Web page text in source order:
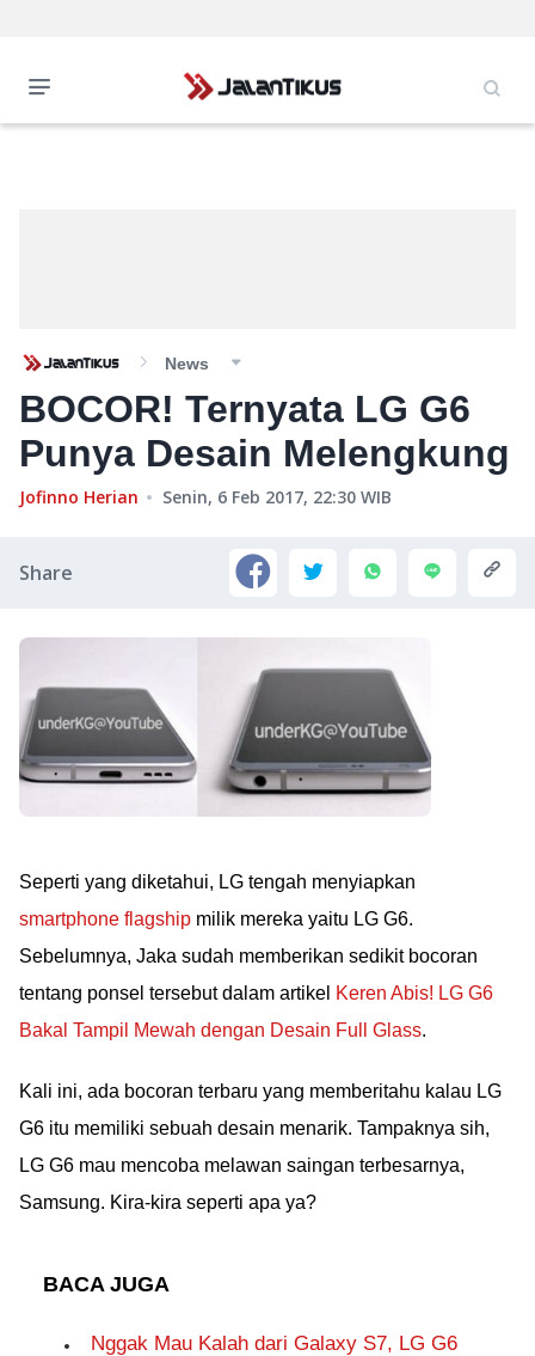
News
BOCOR! Ternyata LG G6
Punya Desain Melengkung
Jofinno Herian Senin, 6 Feb 2017, 22:30 WIB
Share
Seperti yang diketahui, LG tengah menyiapkan
smartphone flagship milik mereka yaitu LG G6.
Sebelumnya, Jaka sudah memberikan sedikit bocoran
tentang ponsel tersebut dalam artikel Keren Abis! LG G6
Bakal Tampil Mewah dengan Desain Full Glass.
Kali ini, ada bocoran terbaru yang memberitahu kalau LG
G6 itu memiliki sebuah desain menarik. Tampaknya sih,
LG G6 mau mencoba melawan saingan terbesarnya,
Samsung. Kira-kira seperti apa ya?
BACA JUGA
Nggak Mau Kalah dari Galaxy S7, LG G6